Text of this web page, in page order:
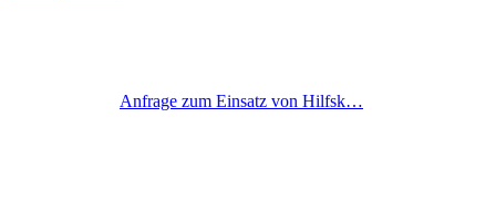
Anfrage zum Einsatz von Hilfsk…